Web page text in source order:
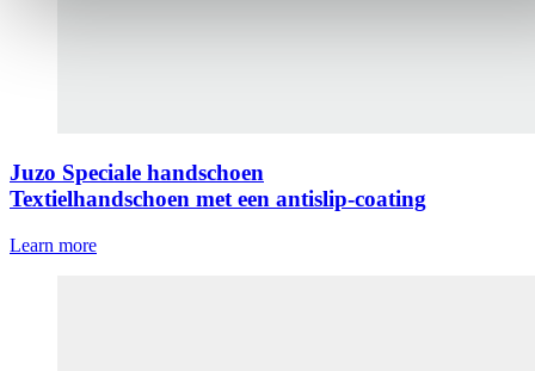
Juzo Speciale handschoen
Textielhandschoen met een antislip-coating
Learn more